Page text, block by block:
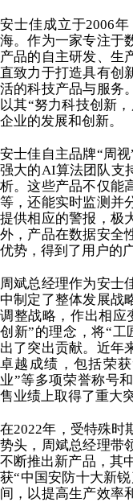
安士佳成立于2006
海。作为一家专注于
产品的自主研发、生
直致力于打造具有创
活的科技产品与服务
以其“努力科技创新
企业的发展和创新。
安士佳自主品牌“周视
强大的AI算法团队支
析。这些产品不仅能
等，还能实时监测并
提供相应的警报，极
外，产品在数据安全
优势，得到了用户的
周斌总经理作为安士
中制定了整体发展战
调整战略，作出相应
创新”的理念，将“工
出了突出贡献。近年
卓越成绩，包括荣获
业”等多项荣誉称号
售业绩上取得了重大突
在2022年， 受特殊时
势头，周斌总经理带
不断推出新产品 ，其
获“中国安防十大新锐
间，以提高生产效率